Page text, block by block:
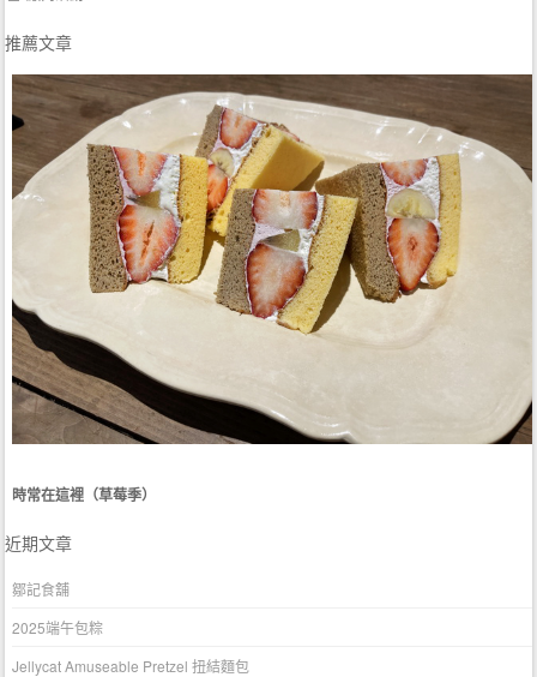
推薦文章
時常在這裡（草莓季）
近期文章
鄒記食舖
2025端午包粽
Jellycat Amuseable Pretzel 扭結麵包